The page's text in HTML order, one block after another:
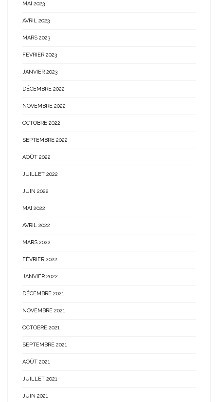
MAI 2023
AVRIL 2023
MARS 2023
FÉVRIER 2023
JANVIER 2023
DÉCEMBRE 2022
NOVEMBRE 2022
OCTOBRE 2022
SEPTEMBRE 2022
AOÛT 2022
JUILLET 2022
JUIN 2022
MAI 2022
AVRIL 2022
MARS 2022
FÉVRIER 2022
JANVIER 2022
DÉCEMBRE 2021
NOVEMBRE 2021
OCTOBRE 2021
SEPTEMBRE 2021
AOÛT 2021
JUILLET 2021
JUIN 2021